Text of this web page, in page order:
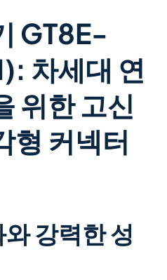
GT8E-
차세대 연
위한 고신
형 커넥터
강력한 성